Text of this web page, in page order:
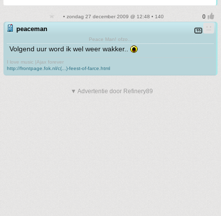
• zondag 27 december 2009 @ 12:48 • 140
peaceman
Peace Man! ofzo...
Volgend uur word ik wel weer wakker..
I love music |Ajax forever
http://frontpage.fok.nl/c(...)-feest-of-farce.html
▼ Advertentie door Refinery89